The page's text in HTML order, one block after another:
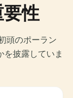
性
頭のポーラン
を披露していま